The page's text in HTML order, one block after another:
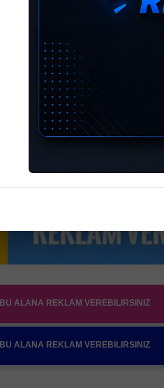
BU ALANA REKLAM VEREBILIRSINIZ
BU ALANA REKLAM VEREBILIRSINIZ